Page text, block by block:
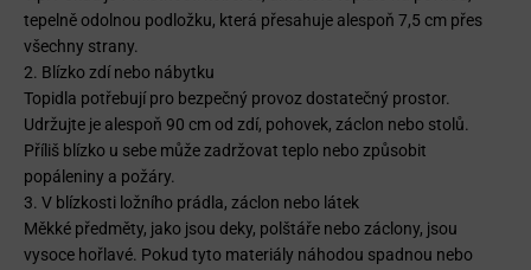
tepelně odolnou podložku, která přesahuje alespoň 7,5 cm přes
všechny strany.
2. Blízko zdí nebo nábytku
Topidla potřebují pro bezpečný provoz dostatečný prostor.
Udržujte je alespoň 90 cm od zdí, pohovek, záclon nebo stolů.
Příliš blízko u sebe může zadržovat teplo nebo způsobit
popáleniny a požáry.
3. V blízkosti ložního prádla, záclon nebo látek
Měkké předměty, jako jsou deky, polštáře nebo záclony, jsou
vysoce hořlavé. Pokud tyto materiály náhodou spadnou nebo